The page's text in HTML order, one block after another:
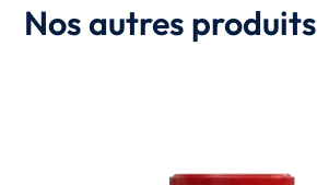
Nos autres produits